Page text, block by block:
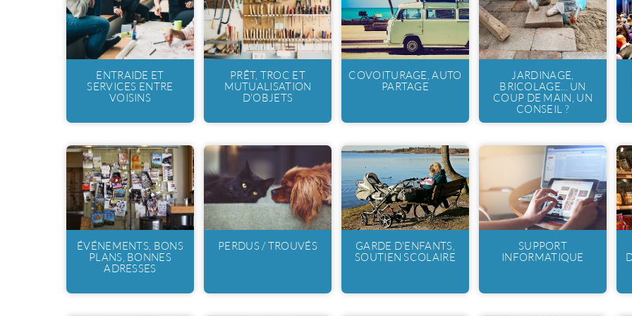
ENTRAIDE ET
SERVICES ENTRE
VOISINS
PRÊT, TROC ET
MUTUALISATION
D'OBJETS
COVOITURAGE, AUTO
PARTAGE
JARDINAGE,
BRICOLAGE... UN
COUP DE MAIN, UN
CONSEIL ?
ÉVÉNEMENTS, BONS
PLANS, BONNES
ADRESSES
PERDUS / TROUVÉS
GARDE D'ENFANTS,
SOUTIEN SCOLAIRE
SUPPORT
INFORMATIQUE